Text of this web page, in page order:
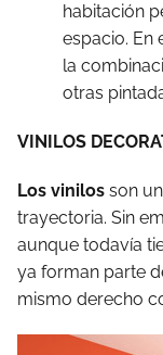
habitación
espacio. En
la
otras
VINILOS
Los vinilos son
trayectoria. Sin
aunque todavía
ya forman parte
mismo derecho